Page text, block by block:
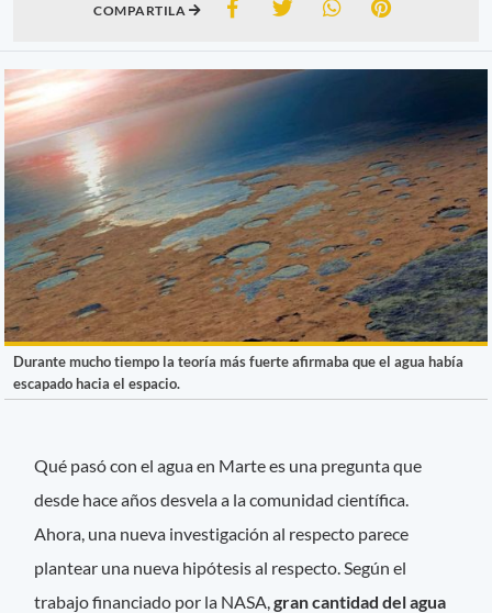
COMPARTILA
Durante mucho tiempo la teoría más fuerte afirmaba que el agua había
escapado hacia el espacio.
Qué pasó con el agua en Marte es una pregunta que
desde hace años desvela a la comunidad científica.
Ahora, una nueva investigación al respecto parece
plantear una nueva hipótesis al respecto. Según el
trabajo financiado por la NASA,gran cantidad del agua